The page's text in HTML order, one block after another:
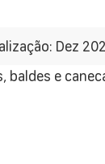
Dez
baldes e